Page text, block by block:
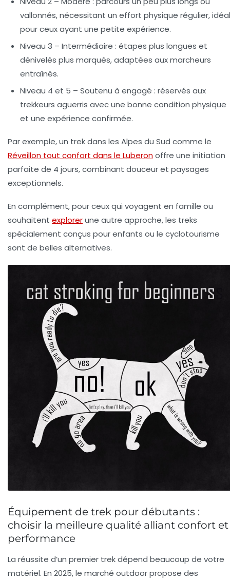
vallonnés, nécessitant un effort physique régulier, idéal
pour ceux ayant une petite expérience.
Niveau 3 – Intermédiaire : étapes plus longues et
dénivelés plus marqués, adaptées aux marcheurs
entraînés.
Niveau 4 et 5 – Soutenu à engagé : réservés aux
trekkeurs aguerris avec une bonne condition physique
et une expérience confirmée.
Par exemple, un trek dans les Alpes du Sud comme le
Réveillon tout confort dans le Luberonoffre une initiation
parfaite de 4 jours, combinant douceur et paysages
exceptionnels.
En complément, pour ceux qui voyagent en famille ou
souhaitent explorerune autre approche, les treks
spécialement conçus pour enfants ou le cyclotourisme
sont de belles alternatives.
Équipement de trek pour débutants :
choisir la meilleure qualité alliant confort et
performance
La réussite d’un premier trek dépend beaucoup de votre
matériel. En 2025, le marché outdoor propose des